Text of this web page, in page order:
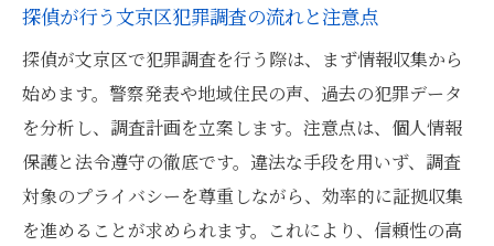
探偵が行う文京区犯罪調査の流れと注意点
探偵が文京区で犯罪調査を行う際は、まず情報収集から
始めます。警察発表や地域住民の声、過去の犯罪データ
を分析し、調査計画を立案します。注意点は、個人情報
保護と法令遵守の徹底です。違法な手段を用いず、調査
対象のプライバシーを尊重しながら、効率的に証拠収集
を進めることが求められます。これにより、信頼性の高